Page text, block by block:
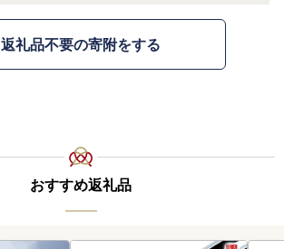
返礼品不要の寄附をする
おすすめ返礼品